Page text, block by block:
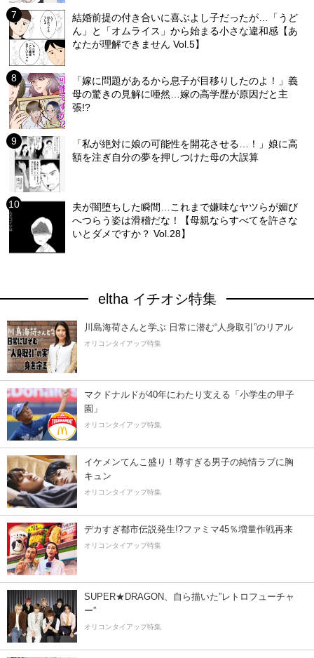
結婚前提の付き合いに喜ぶよし子だったが…「うど
ん」と「オムライス」から始まる小さな違和感【あ
なたが理解できません Vol.5】
「嫁に問題があるから息子が目移りしたのよ！」義
母の驚きの見解に唖然…嫁の高学歴が原因だと主
張!?
「私が絶対に娘の可能性を開花させる…！」娘に高
額を注ぎ自分の夢を押しつけた母の大誤算
夫が闇堕ちした瞬間…これまで嫌味なヤツらが媚び
へつらう姿は滑稽だな！【母親ならすべてを許さな
いとダメですか？ Vol.28】
eltha イチオシ特集
川島海荷さんと学ぶ 日常に潜む“人身取引”のリアル
オリコンタイアップ特集
マクドナルドが40年にわたり支える「小学生の甲子
園」
オリコンタイアップ特集
イケメンてんこ盛り！尊すぎる男子の純情ラブに胸
キュン
オリコンタイアップ特集
デカすぎ都市伝説発生!?ファミマ45％増量作戦再来
オリコンタイアップ特集
SUPER★DRAGON、自ら描いた”レトロフューチャ
ー”
オリコンタイアップ特集